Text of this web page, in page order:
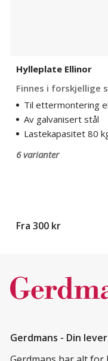
Hylleplate Ellinor
Finnes i forskjellige
Til ettermontering
Av galvanisert stål
Lastekapasitet 80
6 varianter
Fra 300 kr
Gerdmans - Din